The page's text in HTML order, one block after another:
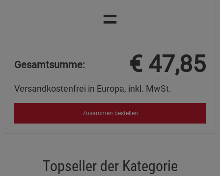
=
Gesamtsumme: € 47,85
Versandkostenfrei in Europa, inkl. MwSt.
Zusammen bestellen
Topseller der Kategorie